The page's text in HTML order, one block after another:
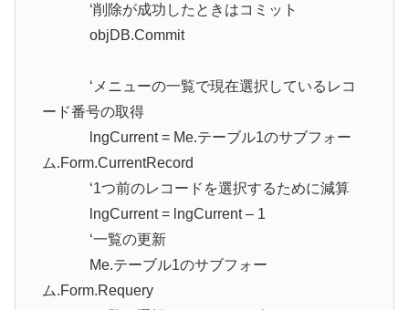
‘削除が成功したときはコミット
objDB.Commit
‘メニューの一覧で現在選択しているレコ
ード番号の取得
lngCurrent = Me.テーブル1のサブフォー
ム.Form.CurrentRecord
‘1つ前のレコードを選択するために減算
lngCurrent = lngCurrent – 1
‘一覧の更新
Me.テーブル1のサブフォー
ム.Form.Requery